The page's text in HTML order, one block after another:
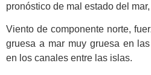
pronóstico de mal estado del
Viento de componente norte,
gruesa a mar muy gruesa en
en los canales entre las islas.